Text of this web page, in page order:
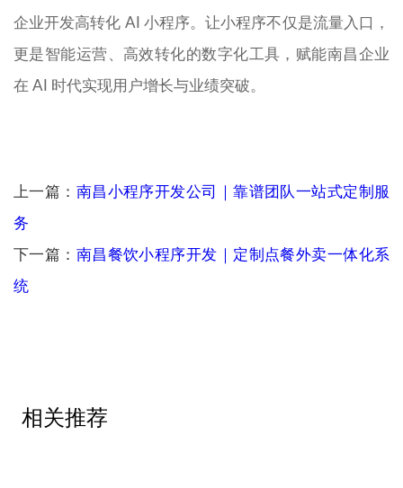
企业开发高转化 AI 小程序。让小程序不仅是流量入口，
更是智能运营、高效转化的数字化工具，赋能南昌企业
在 AI 时代实现用户增长与业绩突破。
上一篇： 南昌小程序开发公司｜靠谱团队一站式定制服
务
下一篇： 南昌餐饮小程序开发｜定制点餐外卖一体化系
统
相关推荐